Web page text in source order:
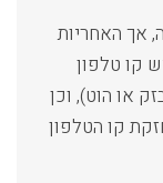
אך האחריות
קו טלפון
או הוט), וכן
קו הטלפון